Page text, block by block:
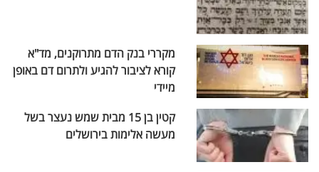
מקררי בנק הדם מתרוקנים, מד"א
קורא לציבור להגיע ולתרום דם באופן
מיידי
קטין בן 15 מבית שמש נעצר בשל
מעשה אלימות בירושלים